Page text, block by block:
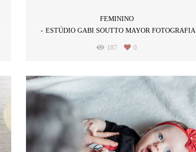
FEMININO
ESTÚDIO GABI SOUTTO MAYOR FOTOGRAFIA
187 0